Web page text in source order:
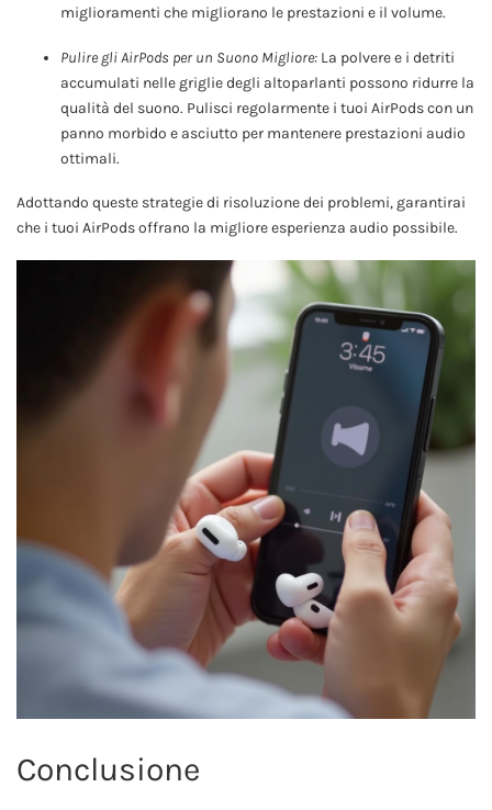
miglioramenti che migliorano le prestazioni e il volume.
Pulire gli AirPods per un Suono Migliore: La polvere e i detriti
accumulati nelle griglie degli altoparlanti possono ridurre la
qualità del suono. Pulisci regolarmente i tuoi AirPods con un
panno morbido e asciutto per mantenere prestazioni audio
ottimali.
Adottando queste strategie di risoluzione dei problemi, garantirai
che i tuoi AirPods offrano la migliore esperienza audio possibile.
Conclusione